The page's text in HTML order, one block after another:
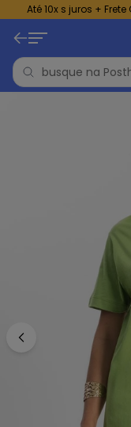
Até 10x s juros +